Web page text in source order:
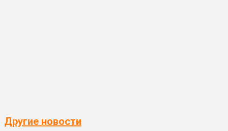
Другие новости